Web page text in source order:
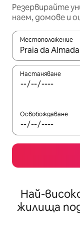
Резервирайте
наем, домове и
Местоположение
Когато
Настаняване
Освобождаване
Най-
жилища